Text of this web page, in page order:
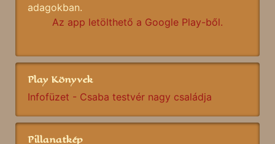
adagokban.
Az app letölthető a Google Play-ből.
Play Könyvek
Infofüzet - Csaba testvér nagy családja
Pillanatkép